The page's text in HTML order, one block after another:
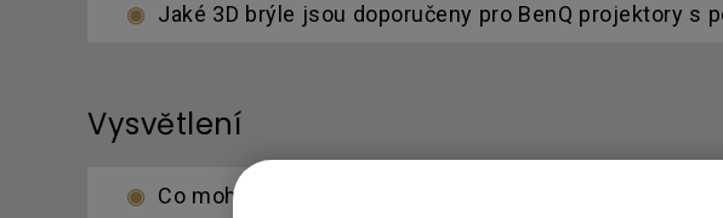
Jaké 3D brýle jsou doporučeny pro BenQ projektory s
Vysvětlení
Co mohu udělat, jestliže se promítaný obraz při